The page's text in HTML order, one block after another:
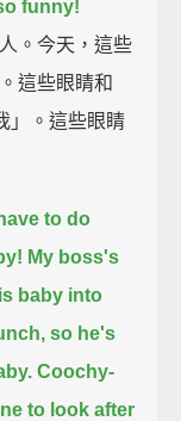
funny!
。今天，這些
這些眼睛和
」。這些眼睛
to do
My boss's
baby into
so he's
Coochy-
to look after